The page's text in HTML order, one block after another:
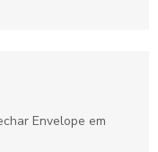
A Solução Prática
Transformam Seu
Envelope em